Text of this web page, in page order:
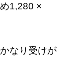
1,280 ×
なり受けが